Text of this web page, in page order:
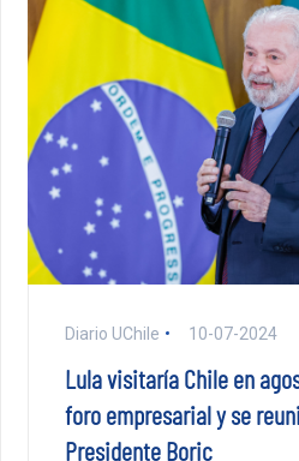
Diario UChile 10-07-2024
Lula visitaría Chile en
foro empresarial y se
Presidente Boric